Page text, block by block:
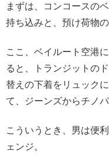
まずは、コンコースの
持ち込みと、預け荷物
ここ、ベイルート空港
ると、トランジットの
替えの下着をリュック
て、ジーンズからチノ
こういうとき、男は便
ェンジ。